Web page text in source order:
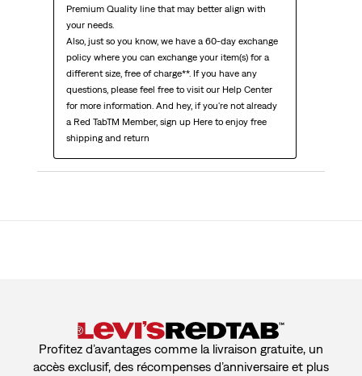
Premium Quality line that may better align with
your needs.
Also, just so you know, we have a 60-day exchange
policy where you can exchange your item(s) for a
different size, free of charge**. If you have any
questions, please feel free to visit our Help Center
for more information. And hey, if you're not already
a Red TabTM Member, sign up Here to enjoy free
shipping and return
Profitez d’avantages comme la livraison gratuite, un
accès exclusif, des récompenses d’anniversaire et plus